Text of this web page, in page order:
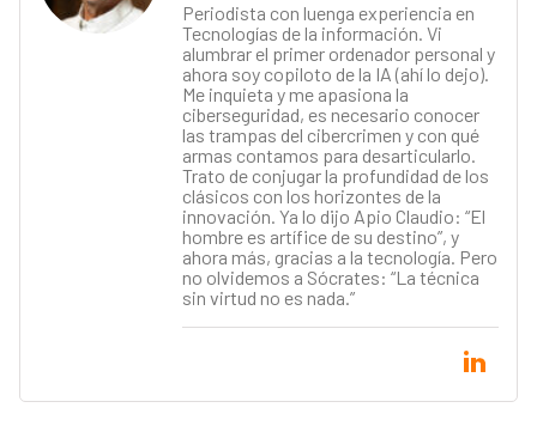
Periodista con luenga experiencia en
Tecnologías de la información. Vi
alumbrar el primer ordenador personal y
ahora soy copiloto de la IA (ahí lo dejo).
Me inquieta y me apasiona la
ciberseguridad, es necesario conocer
las trampas del cibercrimen y con qué
armas contamos para desarticularlo.
Trato de conjugar la profundidad de los
clásicos con los horizontes de la
innovación. Ya lo dijo Apio Claudio: “El
hombre es artífice de su destino”, y
ahora más, gracias a la tecnología. Pero
no olvidemos a Sócrates: “La técnica
sin virtud no es nada.”